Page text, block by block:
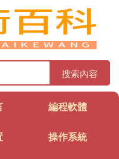
搜索內容
編程軟體
操作系統